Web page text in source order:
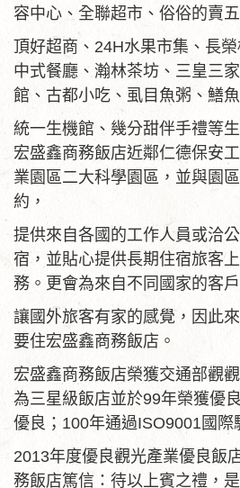
容中心、全聯超市、俗俗的賣
頂好超商、24H水果市集、長
中式餐廳、瀚林茶坊、三皇三
館、古都小吃、虱目魚粥、鱔魚
統一生機館、幾分甜伴手禮等
宏盛鑫商務飯店近鄰仁德保安
業園區二大科學園區，並與園
約，
提供來自各國的工作人員或洽
宿，並貼心提供長期住宿旅客
務。更會為來自不同國家的客
讓國外旅客有家的感覺，因此
要住宏盛鑫商務飯店。
宏盛鑫商務飯店榮獲交通部觀
為三星級飯店並於99年榮獲優
優良；100年通過ISO9001國際
2013年度優良觀光產業優良飯
務飯店篤信：待以上賓之禮，